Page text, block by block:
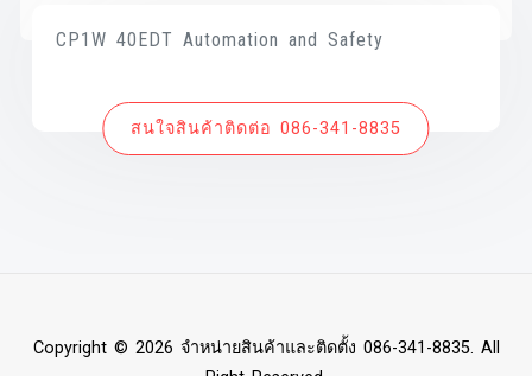
CP1W 40EDT Automation and Safety
สนใจสินค้าติดต่อ 086-341-8835
Copyright © 2026 จำหน่ายสินค้าและติดตั้ง 086-341-8835. All